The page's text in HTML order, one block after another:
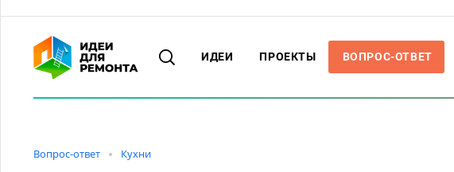
ИДЕИ ПРОЕКТЫ ВОПРОС-ОТВЕТ
Вопрос-ответ Кухни